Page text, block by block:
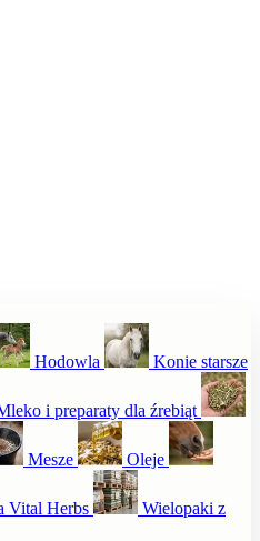
Hodowla Konie starsze
i preparaty dla źrebiąt
Mesze Oleje
Vital Herbs
Wielopaki z